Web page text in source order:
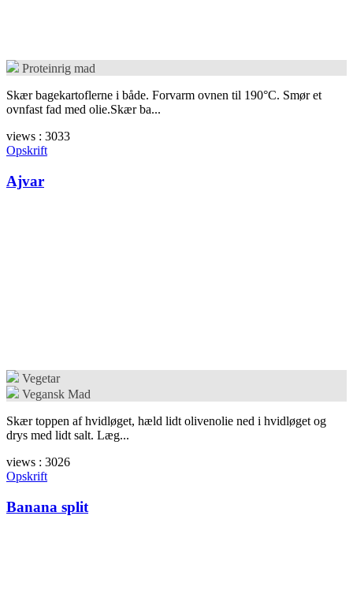
Proteinrig mad
Skær bagekartoflerne i både. Forvarm ovnen til 190°C. Smør et
ovnfast fad med olie.Skær ba...
views : 3033
Opskrift
Ajvar
Vegetar
Vegansk Mad
Skær toppen af hvidløget, hæld lidt olivenolie ned i hvidløget og
drys med lidt salt. Læg...
views : 3026
Opskrift
Banana split